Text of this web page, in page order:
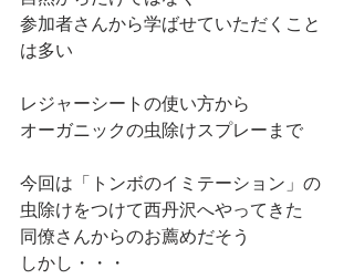
参加者さんから学ばせていただくこと
は多い
レジャーシートの使い方から
オーガニックの虫除けスプレーまで
今回は「トンボのイミテーション」の
虫除けをつけて西丹沢へやってきた
同僚さんからのお薦めだそう
しかし・・・